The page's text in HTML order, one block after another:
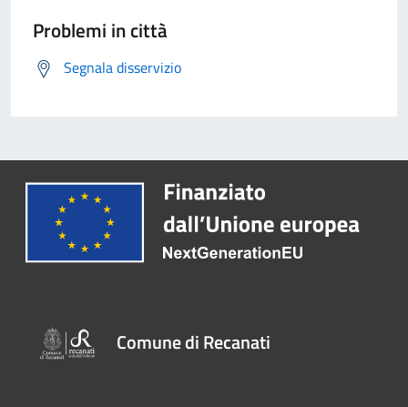
Problemi in città
Segnala disservizio
Comune di Recanati